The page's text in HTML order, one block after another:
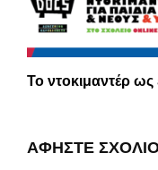
Το ντοκιμαντέρ ως
ΑΦΉΣΤΕ